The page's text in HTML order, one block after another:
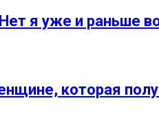
я уже и раньше
которая